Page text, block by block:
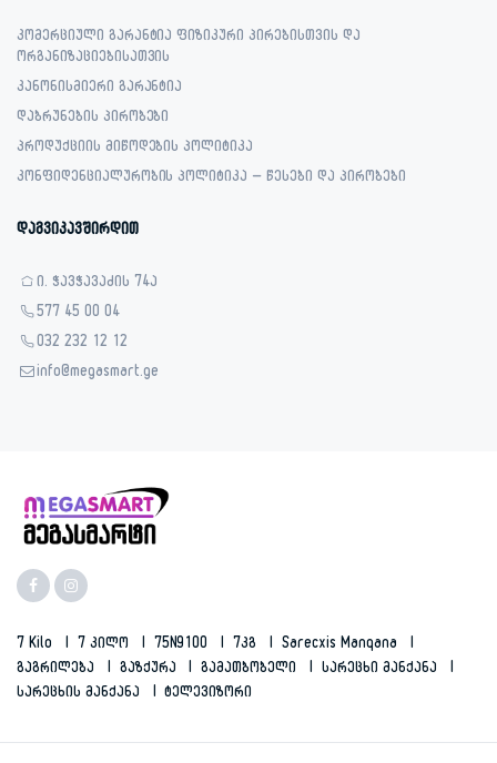
კომერციული გარანტია ფიზიკური პირებისთვის და
ორგანიზაციებისათვის
კანონისმიერი გარანტია
დაბრუნების პირობები
პროდუქციის მიწოდების პოლიტიკა
კონფიდენციალურობის პოლიტიკა – წესები და პირობები
დაგვიკავშირდით
ი. ჭავჭავაძის 74ა
577 45 00 04
032 232 12 12
info@megasmart.ge
7 Kilo 7 Კილო 75N9100 7კგ
Sarecxis Manqana
Გაგრილება
Გაზქურა Გამათბობელი
Სარეცხი Მანქანა
Სარეცხის Მანქანა
Ტელევიზორი